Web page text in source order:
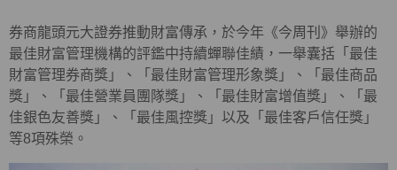
券商龍頭元大證券推動財富傳承，於今年《今周刊》舉辦的
最佳財富管理機構的評鑑中持續蟬聯佳績，一舉囊括「最佳
財富管理券商獎」、「最佳財富管理形象獎」、「最佳商品
獎」、「最佳營業員團隊獎」、「最佳財富增值獎」、「最
佳銀色友善獎」、「最佳風控獎」以及「最佳客戶信任獎」
等8項殊榮。